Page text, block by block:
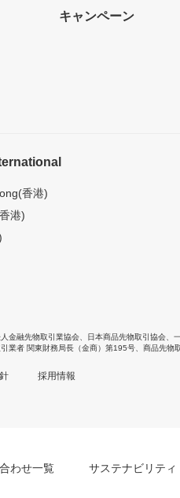
キャンペーン
香港)
港)
金融先物取引業協会 日本商品先物取引協会
業者 関東財務局長（金商）第195号、商品先物
採用情報
わせ一覧 サステナビリティ